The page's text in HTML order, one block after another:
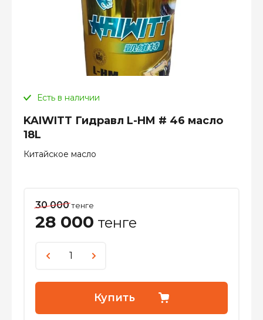
Есть в наличии
KAIWITT Гидравл L-HM # 46 масло
18L
Китайское масло
30 000тенге
28 000 тенге
Купить